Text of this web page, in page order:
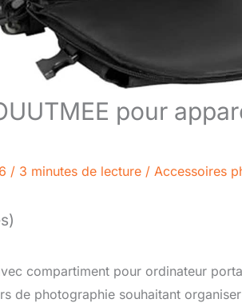
pour
/ 3 minutes de lecture / Accessoires
compartiment pour ordinateur
de photographie souhaitant